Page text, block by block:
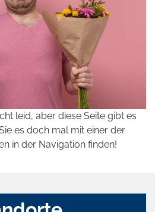
leid, aber diese Seite gibt es
es doch mal mit einer der
in der Navigation finden!